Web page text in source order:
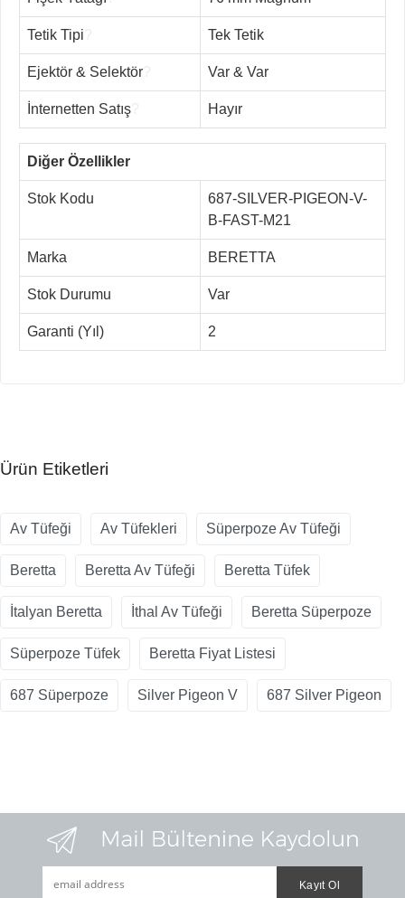
Tetik Tipi Tek Tetik
Ejektör & Selektör Var & Var
İnternetten Satış Hayır
Diğer Özellikler
Stok Kodu
687-SILVER-PIGEON-V-
B-FAST-M21
Marka BERETTA
Stok Durumu Var
Garanti (Yıl) 2
Ürün Etiketleri
Av Tüfeği Av Tüfekleri Süperpoze Av Tüfeği
Beretta Beretta Av Tüfeği Beretta Tüfek
İtalyan Beretta İthal Av Tüfeği Beretta Süperpoze
Süperpoze Tüfek Beretta Fiyat Listesi
687 Süperpoze Silver Pigeon V 687 Silver Pigeon